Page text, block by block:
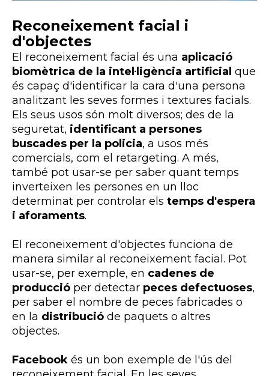
Reconeixement facial i
d'objectes
El reconeixement facial és una aplicació
biomètrica de la intel·ligència artificial que
és capaç d'identificar la cara d'una persona
analitzant les seves formes i textures facials.
Els seus usos són molt diversos; des de la
seguretat, identificant a persones
buscades per la policia, a usos més
comercials, com el retargeting. A més,
també pot usar-se per saber quant temps
inverteixen les persones en un lloc
determinat per controlar els temps d'espera
i aforaments.
El reconeixement d'objectes funciona de
manera similar al reconeixement facial. Pot
usar-se, per exemple, en cadenes de
producció per detectar peces defectuoses,
per saber el nombre de peces fabricades o
en la distribució de paquets o altres
objectes.
Facebook és un bon exemple de l'ús del